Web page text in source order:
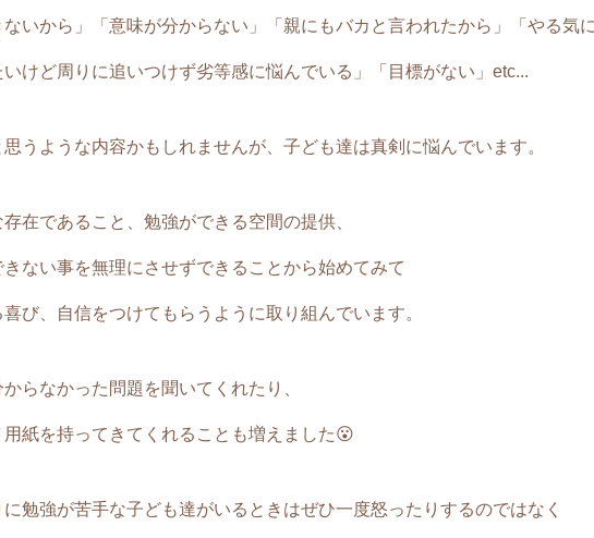
いから」「意味が分からない」「親にもバカと言われたから」「やる気
けど周りに追いつけず劣等感に悩んでいる」「目標がない」etc...
うような内容かもしれませんが、子ども達は真剣に悩んでいます。
在であること、勉強ができる空間の提供、
ない事を無理にさせずできることから始めてみて
び、自信をつけてもらうように取り組んでいます。
らなかった問題を聞いてくれたり、
紙を持ってきてくれることも増えました😮
勉強が苦手な子ども達がいるときはぜひ一度怒ったりするのではなく